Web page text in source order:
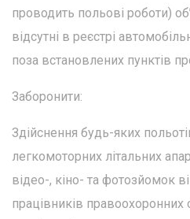
проводить польові роботи)
відсутні в реєстрі
поза встановлених пунктів
Заборонити:
Здійснення будь-яких
легкомоторних літальних
відео-, кіно- та фотозйомок
працівників правоохоронних